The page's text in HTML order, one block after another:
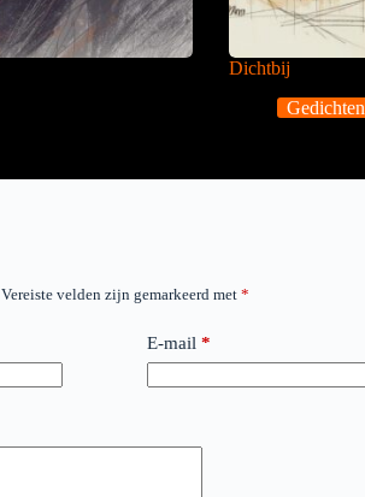
Dichtbij
Gedichten
Vereiste velden zijn gemarkeerd met *
E-mail *